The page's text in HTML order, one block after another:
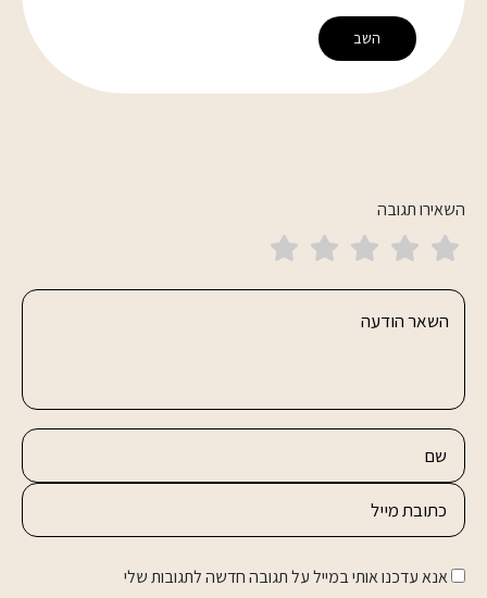
השב
השאירו תגובה
אנא עדכנו אותי במייל על תגובה חדשה לתגובות שלי